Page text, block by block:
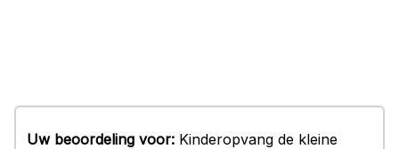
Uw beoordeling voor: Kinderopvang de kleine